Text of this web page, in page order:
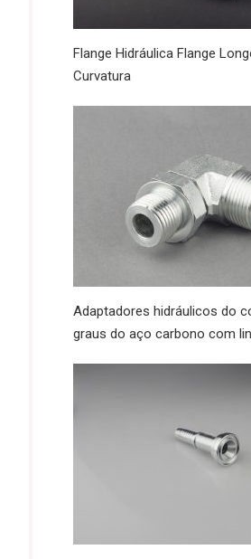
Flange Hidráulica Flange
Curvatura
Adaptadores hidráulicos do
graus do aço carbono com